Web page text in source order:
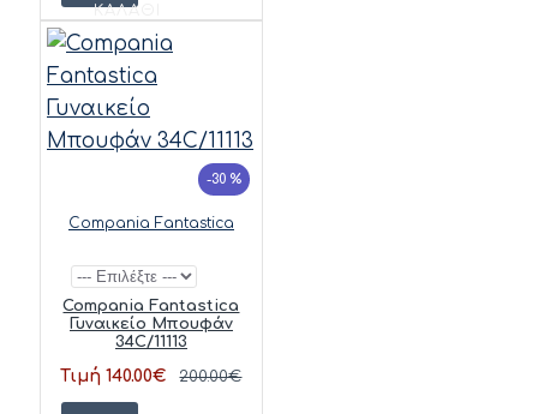
ΚΑΛΆΘΙ
-30 %
Compania Fantastica
Compania Fantastica
Γυναικείο Μπουφάν
34C/11113
Τιμή 140.00€ 200.00€